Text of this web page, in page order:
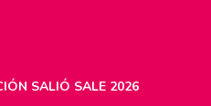
SALIÓ SALE 2026